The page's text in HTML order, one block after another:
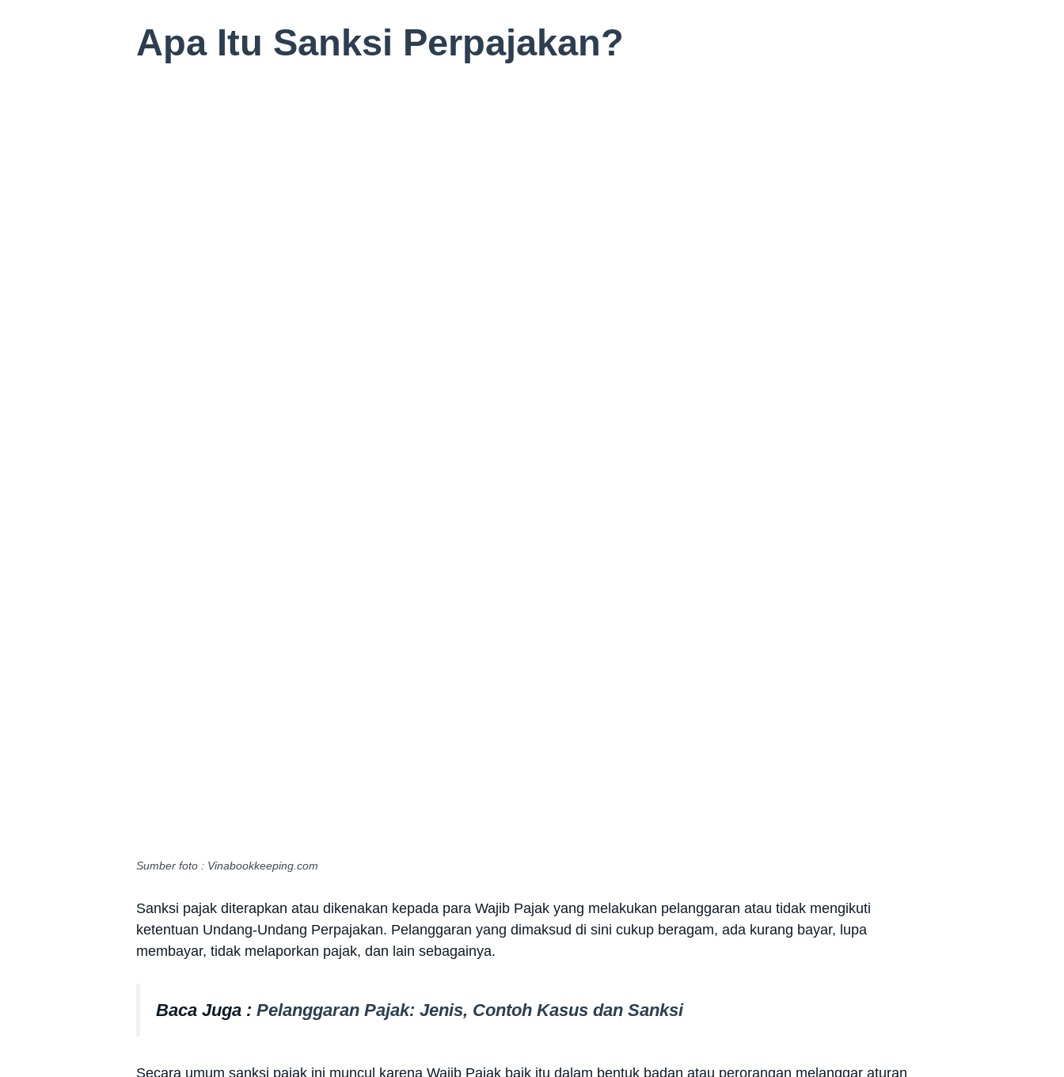
Apa Itu Sanksi Perpajakan?
Sumber foto : Vinabookkeeping.com
Sanksi pajak diterapkan atau dikenakan kepada para Wajib Pajak yang melakukan pelanggaran atau tidak mengikuti
ketentuan Undang-Undang Perpajakan. Pelanggaran yang dimaksud di sini cukup beragam, ada kurang bayar, lupa
membayar, tidak melaporkan pajak, dan lain sebagainya.
Baca Juga : Pelanggaran Pajak: Jenis, Contoh Kasus dan Sanksi
Secara umum sanksi pajak ini muncul karena Wajib Pajak baik itu dalam bentuk badan atau perorangan melanggar aturan